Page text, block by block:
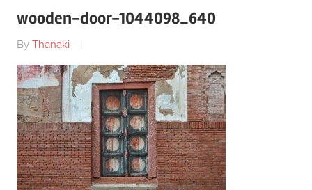
wooden-door-1044098_640
By Thanaki